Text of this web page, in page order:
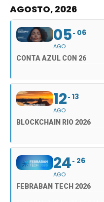
AGOSTO, 2026
05
AGO
06
CONTA AZUL CON 26
12
AGO
13
BLOCKCHAIN RIO 2026
24
AGO
26
FEBRABAN TECH 2026